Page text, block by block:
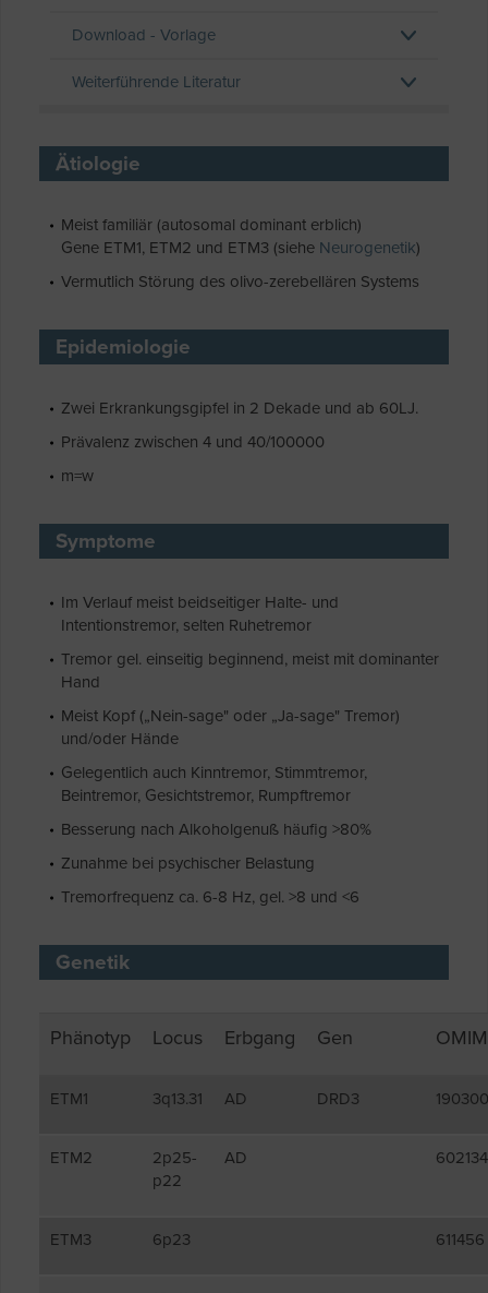
Download - Vorlage
Weiterführende Literatur
Ätiologie
Meist familiär (autosomal dominant erblich)
Gene ETM1, ETM2 und ETM3 (siehe Neurogenetik)
Vermutlich Störung des olivo-zerebellären Systems
Epidemiologie
Zwei Erkrankungsgipfel in 2 Dekade und ab 60LJ.
Prävalenz zwischen 4 und 40/100000
m=w
Symptome
Im Verlauf meist beidseitiger Halte- und
Intentionstremor, selten Ruhetremor
Tremor gel. einseitig beginnend, meist mit dominanter
Hand
Meist Kopf („Nein-sage" oder „Ja-sage" Tremor)
und/oder Hände
Gelegentlich auch Kinntremor, Stimmtremor,
Beintremor, Gesichtstremor, Rumpftremor
Besserung nach Alkoholgenuß häufig >80%
Zunahme bei psychischer Belastung
Tremorfrequenz ca. 6-8 Hz, gel. >8 und <6
Genetik
Phänotyp Locus Erbgang Gen
ETM1 3q13.31 AD DRD3 190300
ETM2
2p25-
p22
AD 602134
ETM3 6p23 611456